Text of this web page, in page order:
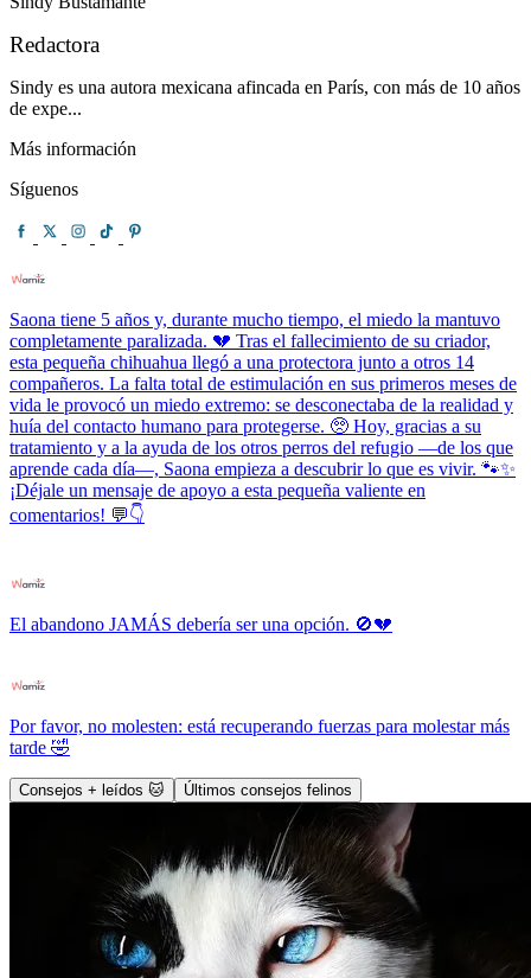
Redactora
Sindy es una autora mexicana afincada en París, con más de 10 años
de expe...
Más información
Síguenos
Saona tiene 5 años y, durante mucho tiempo, el miedo la mantuvo
completamente paralizada. 💔 Tras el fallecimiento de su criador,
esta pequeña chihuahua llegó a una protectora junto a otros 14
compañeros. La falta total de estimulación en sus primeros meses de
vida le provocó un miedo extremo: se desconectaba de la realidad y
huía del contacto humano para protegerse. 🥺 Hoy, gracias a su
tratamiento y a la ayuda de los otros perros del refugio —de los que
aprende cada día—, Saona empieza a descubrir lo que es vivir. 🐾✨
¡Déjale un mensaje de apoyo a esta pequeña valiente en
comentarios! 💬👇
El abandono JAMÁS debería ser una opción. 🚫💔
Por favor, no molesten: está recuperando fuerzas para molestar más
tarde 🤣
Consejos + leídos 🐱 Últimos consejos felinos